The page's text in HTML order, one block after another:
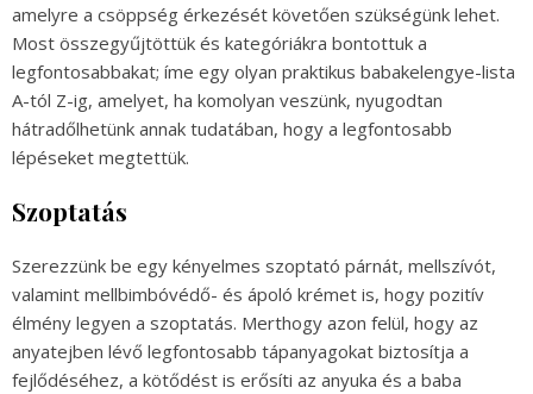
amelyre a csöppség érkezését követően szükségünk lehet.
Most összegyűjtöttük és kategóriákra bontottuk a
legfontosabbakat; íme egy olyan praktikus babakelengye-lista
A-tól Z-ig, amelyet, ha komolyan veszünk, nyugodtan
hátradőlhetünk annak tudatában, hogy a legfontosabb
lépéseket megtettük.
Szoptatás
Szerezzünk be egy kényelmes szoptató párnát, mellszívót,
valamint mellbimbóvédő- és ápoló krémet is, hogy pozitív
élmény legyen a szoptatás. Merthogy azon felül, hogy az
anyatejben lévő legfontosabb tápanyagokat biztosítja a
fejlődéséhez, a kötődést is erősíti az anyuka és a baba